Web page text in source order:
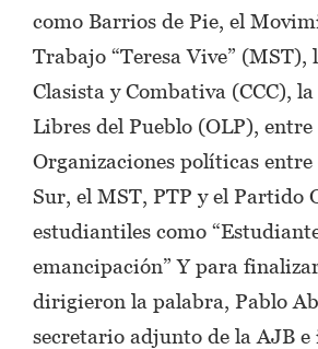
como Barrios de Pie, el
Trabajo “Teresa Vive” (MST),
Clasista y Combativa (CCC),
Libres del Pueblo (OLP),
Organizaciones políticas entre
Sur, el MST, PTP y el Partido
estudiantiles como
emancipación” Y para
dirigieron la palabra, Pablo
secretario adjunto de la AJB